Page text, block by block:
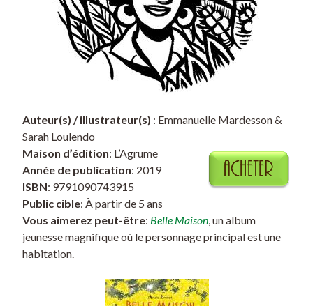
Auteur(s) / illustrateur(s) : Emmanuelle Mardesson &
Sarah Loulendo
Maison d’édition: L’Agrume
Année de publication: 2019
ISBN: 9791090743915
Public cible: À partir de 5 ans
Vous aimerez peut-être: Belle Maison , un album
jeunesse magnifique où le personnage principal est une
habitation.